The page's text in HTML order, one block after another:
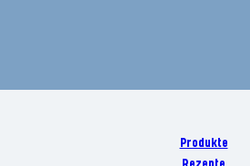
Produkte